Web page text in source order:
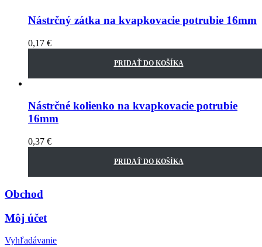
Nástrčný zátka na kvapkovacie potrubie 16mm
0,17 €
PRIDAŤ DO KOŠÍKA
Nástrčné kolienko na kvapkovacie potrubie
16mm
0,37 €
PRIDAŤ DO KOŠÍKA
Obchod
Môj účet
Vyhľadávanie